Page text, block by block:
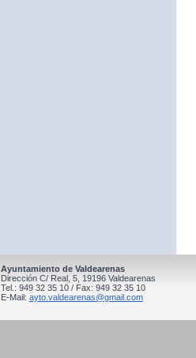
Ayuntamiento de Valdearenas
Dirección C/ Real, 5, 19196 Valdearenas
Tel.: 949 32 35 10 / Fax: 949 32 35 10
E-Mail: ayto.valdearenas@gmail.com